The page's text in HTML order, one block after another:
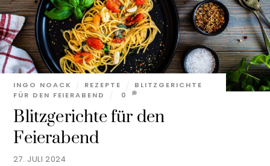
27. JULI 2024
Blitzgerichte für den
Feierabend
INGO NOACK REZEPTE
BLITZGERICHTE
FÜR DEN FEIERABEND
0